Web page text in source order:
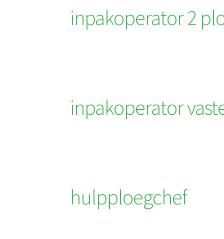
inpakoperator 2
inpakoperator
hulpploegchef